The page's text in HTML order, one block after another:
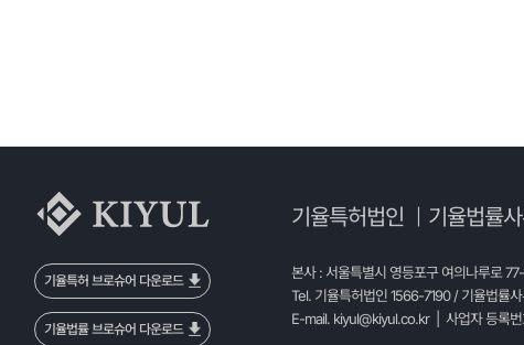
기율특허 브로슈어 다운로드
기율법률 브로슈어 다운로드
기율특허법인 기율법률
본사 : 서울특별시 영등포구 여의나루로
Tel. 기율특허법인 1566-7190 / 기율법
E-mail. kiyul@kiyul.co.kr| 사업자 등록번